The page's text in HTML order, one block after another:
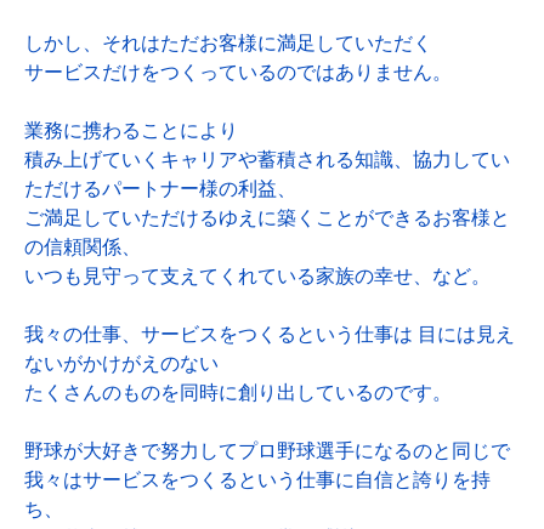
しかし、それはただお客様に満足していただく
サービスだけをつくっているのではありません。
業務に携わることにより
積み上げていくキャリアや蓄積される知識、協力してい
ただけるパートナー様の利益、
ご満足していただけるゆえに築くことができるお客様と
の信頼関係、
いつも見守って支えてくれている家族の幸せ、など。
我々の仕事、サービスをつくるという仕事は 目には見え
ないがかけがえのない
たくさんのものを同時に創り出しているのです。
野球が大好きで努力してプロ野球選手になるのと同じで
我々はサービスをつくるという仕事に自信と誇りを持
ち、